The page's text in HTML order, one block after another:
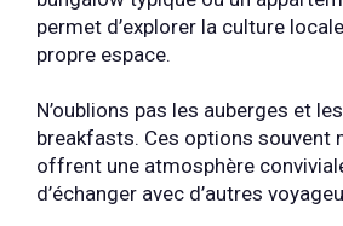
permet d’explorer la culture
propre espace.
N’oublions pas les auberges et
breakfasts. Ces options souvent
offrent une atmosphère
d’échanger avec d’autres